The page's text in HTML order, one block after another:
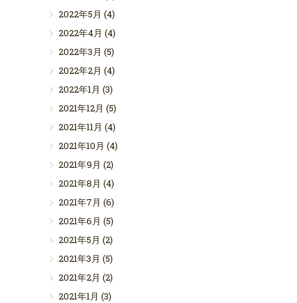
2022年5月 (4)
2022年4月 (4)
2022年3月 (5)
2022年2月 (4)
2022年1月 (3)
2021年12月 (5)
2021年11月 (4)
2021年10月 (4)
2021年9月 (2)
2021年8月 (4)
2021年7月 (6)
2021年6月 (5)
2021年5月 (2)
2021年3月 (5)
2021年2月 (2)
2021年1月 (3)